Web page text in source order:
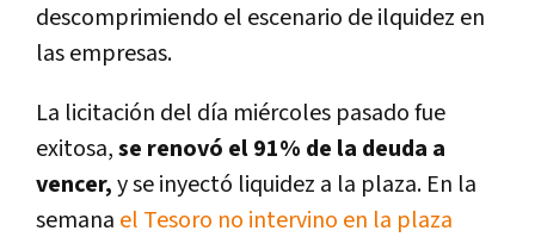
descomprimiendo el escenario de ilquidez en
las empresas.
La licitación del día miércoles pasado fue
exitosa,se renovó el 91% de la deuda a
vencer,y se inyectó liquidez a la plaza. En la
semana el Tesoro no intervino en la plaza